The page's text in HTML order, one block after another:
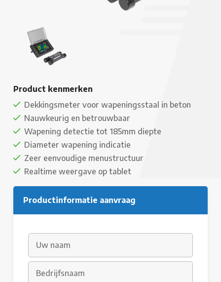
Product kenmerken
Dekkingsmeter voor wapeningsstaal in beton
Nauwkeurig en betrouwbaar
Wapening detectie tot 185mm diepte
Diameter wapening indicatie
Zeer eenvoudige menustructuur
Realtime weergave op tablet
Productinformatie aanvraag